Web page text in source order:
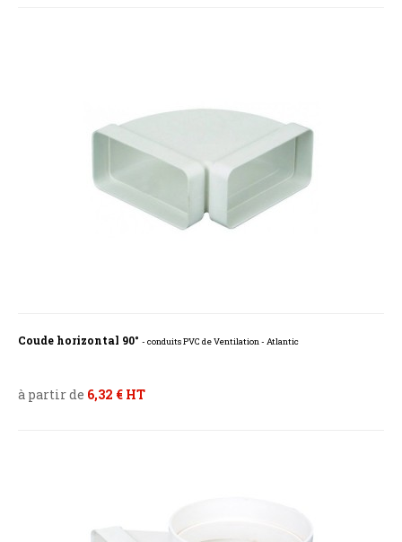
Coude horizontal 90° - conduits PVC de Ventilation - Atlantic
à partir de 6,32 € HT